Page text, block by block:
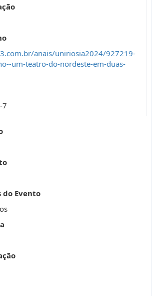
anais/uniriosia2024/927219-
um-teatro-do-nordeste-em-duas-
7
do Evento